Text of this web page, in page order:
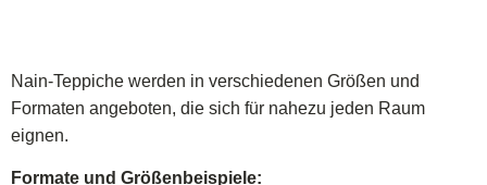
Nain-Teppiche werden in verschiedenen Größen und
Formaten angeboten, die sich für nahezu jeden Raum
eignen.
Formate und Größenbeispiele: